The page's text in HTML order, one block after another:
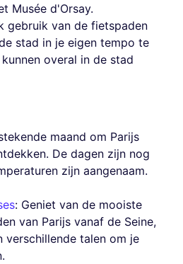
Musée d'Orsay.
gebruik van de fietspaden
stad in je eigen tempo te
overal in de stad
maand om Parijs
De dagen zijn nog
zijn aangenaam.
: Geniet van de mooiste
van Parijs vanaf de Seine,
verschillende talen om je